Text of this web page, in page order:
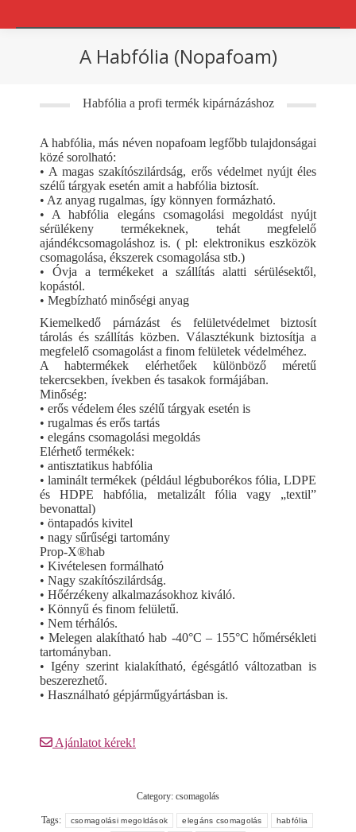
A Habfólia (Nopafoam)
Habfólia a profi termék kipárnázáshoz
A habfólia, más néven nopafoam legfőbb tulajdonságai
közé sorolható:
• A magas szakítószilárdság, erős védelmet nyújt éles
szélű tárgyak esetén amit a habfólia biztosít.
• Az anyag rugalmas, így könnyen formázható.
• A habfólia elegáns csomagolási megoldást nyújt
sérülékeny termékeknek, tehát megfelelő
ajándékcsomagoláshoz is. ( pl: elektronikus eszközök
csomagolása, ékszerek csomagolása stb.)
• Óvja a termékeket a szállítás alatti sérülésektől,
kopástól.
• Megbízható minőségi anyag
Kiemelkedő párnázást és felületvédelmet biztosít
tárolás és szállítás közben. Választékunk biztosítja a
megfelelő csomagolást a finom felületek védelméhez.
A habtermékek elérhetőek különböző méretű
tekercsekben, ívekben és tasakok formájában.
Minőség:
• erős védelem éles szélű tárgyak esetén is
• rugalmas és erős tartás
• elegáns csomagolási megoldás
Elérhető termékek:
• antisztatikus habfólia
• laminált termékek (például légbuborékos fólia, LDPE
és HDPE habfólia, metalizált fólia vagy „textil”
bevonattal)
• öntapadós kivitel
• nagy sűrűségi tartomány
Prop-X®hab
• Kivételesen formálható
• Nagy szakítószilárdság.
• Hőérzékeny alkalmazásokhoz kiváló.
• Könnyű és finom felületű.
• Nem térhálós.
• Melegen alakítható hab -40°C – 155°C hőmérsékleti
tartományban.
• Igény szerint kialakítható, égésgátló változatban is
beszerezhető.
• Használható gépjárműgyártásban is.
Ajánlatot kérek!
Category: csomagolás
Tags: csomagolási megoldások elegáns csomagolás habfólia